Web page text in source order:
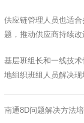
供应链管理人员也适
题，推动供应商持续改
基层班组长和一线技
地组织班组人员解决
南通8D问题解决方法